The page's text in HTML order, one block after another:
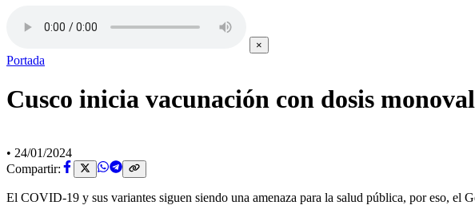
×
Portada
Cusco inicia vacunación con dosis
• 24/01/2024
Compartir:
El COVID-19 y sus variantes siguen siendo una amenaza para la salud pública, por eso, el